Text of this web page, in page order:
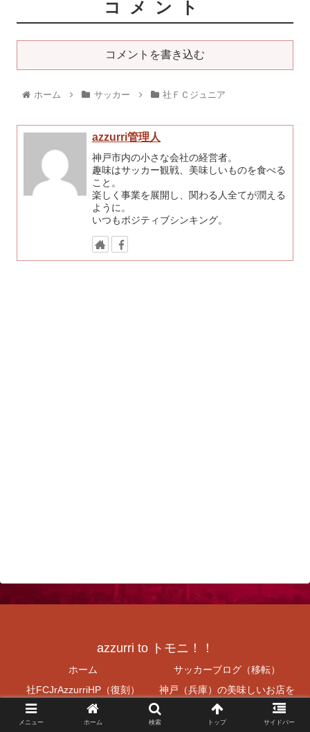
コメント
コメントを書き込む
ホーム サッカー 社ＦＣジュニア
azzurri管理人
神戸市内の小さな会社の経営者。
趣味はサッカー観戦、美味しいものを食べる
こと。
楽しく事業を展開し、関わる人全てが潤える
ように。
いつもポジティブシンキング。
azzurri to トモニ！！
ホーム
サッカーブログ（移転）
社FCJrAzzurriHP（復刻）
神戸（兵庫）の美味しいお店を
紹介
ラーメン食べよう
V神戸無料プレゼント！！
メニュー ホーム 検索 トップ サイドバー